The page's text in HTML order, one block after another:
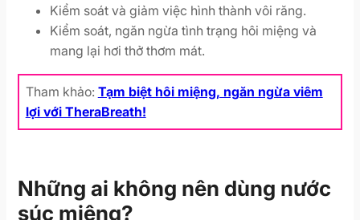
Kiểm soát và giảm việc hình thành vôi răng.
Kiểm soát, ngăn ngừa tình trạng hôi miệng và
mang lại hơi thở thơm mát.
Tham khảo: Tạm biệt hôi miệng, ngăn ngừa viêm
lợi với TheraBreath!
Những ai không nên dùng nước
súc miệng?